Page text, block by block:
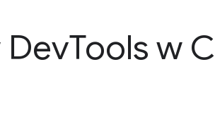
Tools w